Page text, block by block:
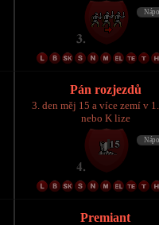
Pán rozjezdů
3. den měj 15 a více zemí v
nebo K lize
Premiant